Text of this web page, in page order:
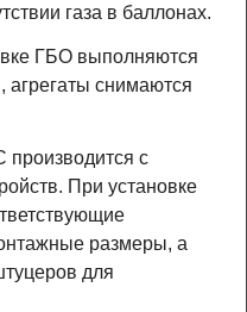
газа в баллонах.
ГБО выполняются
снимаются
производится с
При установке
размеры, а
для